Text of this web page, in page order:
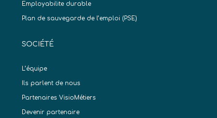
Employabilite durable
Plan de sauvegarde de l’emploi (PSE)
SOCIÉTÉ
L’équipe
Ils parlent de nous
Partenaires VisioMétiers
Devenir partenaire